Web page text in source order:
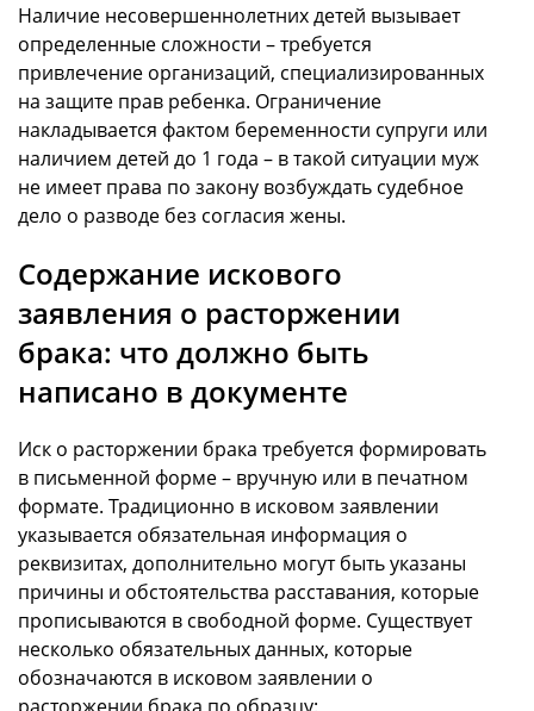
Наличие несовершеннолетних детей вызывает
определенные сложности – требуется
привлечение организаций, специализированных
на защите прав ребенка. Ограничение
накладывается фактом беременности супруги или
наличием детей до 1 года – в такой ситуации муж
не имеет права по закону возбуждать судебное
дело о разводе без согласия жены.
Содержание искового
заявления о расторжении
брака: что должно быть
написано в документе
Иск о расторжении брака требуется формировать
в письменной форме – вручную или в печатном
формате. Традиционно в исковом заявлении
указывается обязательная информация о
реквизитах, дополнительно могут быть указаны
причины и обстоятельства расставания, которые
прописываются в свободной форме. Существует
несколько обязательных данных, которые
обозначаются в исковом заявлении о